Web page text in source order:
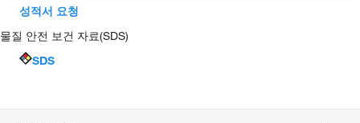
성적서 요청
물질 안전 보건 자료(SDS)
SDS